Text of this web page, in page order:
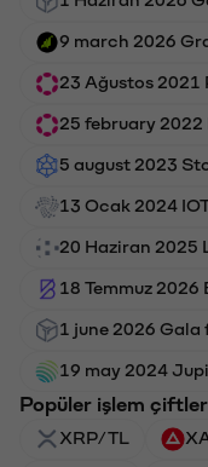
9 march 2026
23 Ağustos 2021
25 february
5 august 2023
13 Ocak 2024
20 Haziran 2025
18 Temmuz
1 june 2026 Gala
19 may 2024
Popüler işlem
XRP/TL